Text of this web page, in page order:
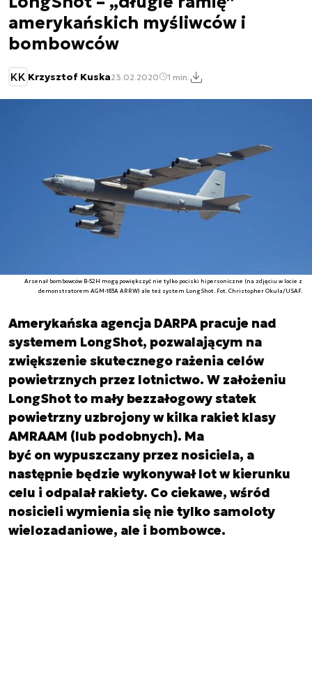
amerykańskich myśliwców i
bombowców
KK Krzysztof Kuska23.02.2020 1 min.
Arsenał bombowców B-52H mogą powiększyć nie tylko pociski hipersoniczne (na zdjęciu w locie z
demonstratorem AGM-183A ARRW) ale też system LongShot. Fot. Christopher Okula/USAF.
Amerykańska agencja DARPA pracuje nad
systemem LongShot, pozwalającym na
zwiększenie skutecznego rażenia celów
powietrznych przez lotnictwo. W założeniu
LongShot to mały bezzałogowy statek
powietrzny uzbrojony w kilka rakiet klasy
AMRAAM (lub podobnych). Ma
być on wypuszczany przez nosiciela, a
następnie będzie wykonywał lot w kierunku
celu i odpalał rakiety. Co ciekawe, wśród
nosicieli wymienia się nie tylko samoloty
wielozadaniowe, ale i bombowce.